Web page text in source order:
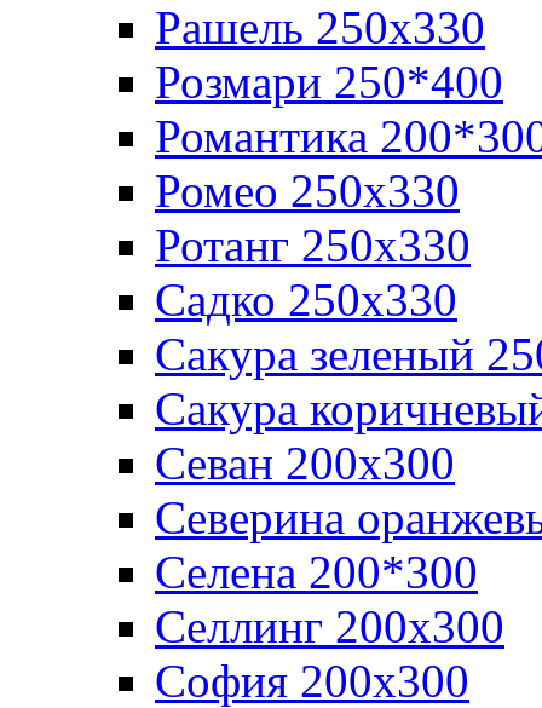
Рашель 250х330
Розмари 250*400
Романтика
Ромео 250x330
Ротанг 250х330
Садко 250х330
Сакура зеленый
Сакура
Севан 200х300
Северина
Селена 200*300
Селлинг 200х300
София 200х300